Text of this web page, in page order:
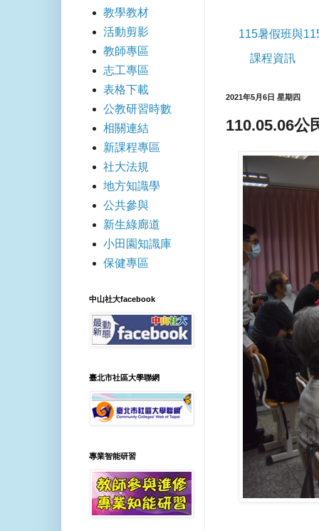
115暑假班與
課程資訊
2021年5月6日 星期四
110.05.06公
教學教材
活動剪影
教師專區
志工專區
表格下載
公教研習時數
相關連結
新課程專區
社大法規
地方知識學
公共參與
新生綠廊道
小田園知識庫
保健專區
中山社大facebook
臺北市社區大學聯網
專業智能研習